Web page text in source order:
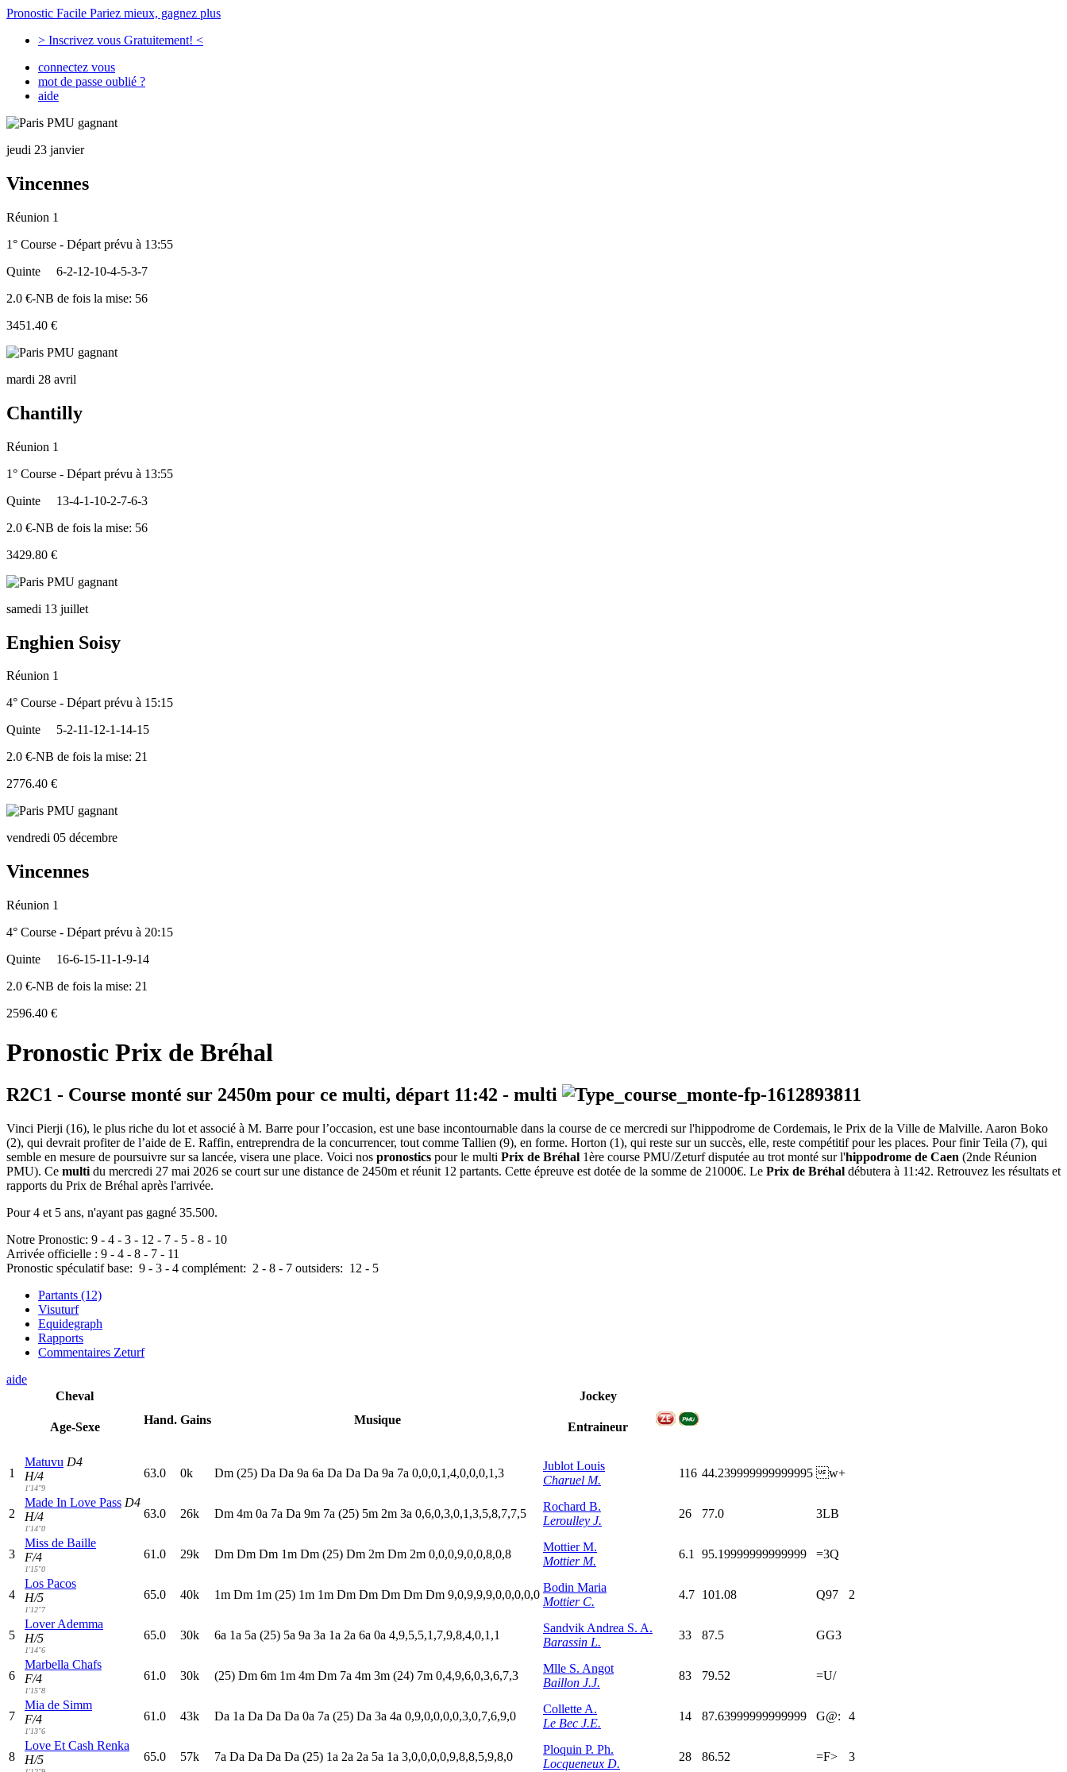
Pronostic Facile Pariez mieux, gagnez plus
> Inscrivez vous Gratuitement! <
connectez vous
mot de passe oublié ?
aide
jeudi 23 janvier
Vincennes
Réunion 1
1° Course - Départ prévu à 13:55
Quinte
6-2-12-10-4-5-3-7
2.0 €-NB de fois la mise: 56
3451.40 €
mardi 28 avril
Chantilly
Réunion 1
1° Course - Départ prévu à 13:55
Quinte
13-4-1-10-2-7-6-3
2.0 €-NB de fois la mise: 56
3429.80 €
samedi 13 juillet
Enghien Soisy
Réunion 1
4° Course - Départ prévu à 15:15
Quinte
5-2-11-12-1-14-15
2.0 €-NB de fois la mise: 21
2776.40 €
vendredi 05 décembre
Vincennes
Réunion 1
4° Course - Départ prévu à 20:15
Quinte
16-6-15-11-1-9-14
2.0 €-NB de fois la mise: 21
2596.40 €
Pronostic Prix de Bréhal
R2C1 - Course monté sur 2450m pour ce multi, départ 11:42 - multi
Vinci Pierji (16), le plus riche du lot et associé à M. Barre pour l’occasion, est une base incontournable dans la course de ce mercredi sur l'hippodrome de Cordemais, le Prix de la Ville de Malville. Aaron Boko
(2), qui devrait profiter de l’aide de E. Raffin, entreprendra de la concurrencer, tout comme Tallien (9), en forme. Horton (1), qui reste sur un succès, elle, reste compétitif pour les places. Pour finir Teila (7), qui
semble en mesure de poursuivre sur sa lancée, visera une place. Voici nos pronostics pour le multi Prix de Bréhal 1ère course PMU/Zeturf disputée au trot monté sur l'hippodrome de Caen (2nde Réunion
PMU). Ce multi du mercredi 27 mai 2026 se court sur une distance de 2450m et réunit 12 partants. Cette épreuve est dotée de la somme de 21000€. Le Prix de Bréhal débutera à 11:42. Retrouvez les résultats et
rapports du Prix de Bréhal après l'arrivée.
Pour 4 et 5 ans, n'ayant pas gagné 35.500.
Notre Pronostic: 9 - 4 - 3 - 12 - 7 - 5 - 8 - 10
Arrivée officielle : 9 - 4 - 8 - 7 - 11
Pronostic spéculatif base: 9 - 3 - 4 complément: 2 - 8 - 7 outsiders: 12 - 5
Partants (12)
Visuturf
Equidegraph
Rapports
Commentaires Zeturf
aide
Cheval
Age-Sexe
Hand. Gains Musique
Jockey
Entraineur
1
Matuvu D4
H/4
1'14"9
63.0 0k Dm (25) Da Da 9a 6a Da Da Da 9a 7a 0,0,0,1,4,0,0,0,1,3
Jublot Louis
Charuel M.
116 44.239999999999995 w+
2
Made In Love Pass D4
H/4
1'14"0
63.0 26k Dm 4m 0a 7a Da 9m 7a (25) 5m 2m 3a 0,6,0,3,0,1,3,5,8,7,7,5
Rochard B.
Leroulley J.
26 77.0 3LB
3
Miss de Baille
F/4
1'15"0
61.0 29k Dm Dm Dm 1m Dm (25) Dm 2m Dm 2m 0,0,0,9,0,0,8,0,8
Mottier M.
Mottier M.
6.1 95.19999999999999 =3Q
4
Los Pacos
H/5
1'12"7
65.0 40k 1m Dm 1m (25) 1m 1m Dm Dm Dm Dm Dm 9,0,9,9,9,0,0,0,0,0
Bodin Maria
Mottier C.
4.7 101.08 Q97 2
5
Lover Ademma
H/5
1'14"6
65.0 30k 6a 1a 5a (25) 5a 9a 3a 1a 2a 6a 0a 4,9,5,5,1,7,9,8,4,0,1,1
Sandvik Andrea S. A.
Barassin L.
33 87.5 GG3
6
Marbella Chafs
F/4
1'15"8
61.0 30k (25) Dm 6m 1m 4m Dm 7a 4m 3m (24) 7m 0,4,9,6,0,3,6,7,3
Mlle S. Angot
Baillon J.J.
83 79.52 =U/
7
Mia de Simm
F/4
1'13"6
61.0 43k Da 1a Da Da Da 0a 7a (25) Da 3a 4a 0,9,0,0,0,0,3,0,7,6,9,0
Collette A.
Le Bec J.E.
14 87.63999999999999 G@: 4
8
Love Et Cash Renka
H/5
65.0 57k 7a Da Da Da Da (25) 1a 2a 2a 5a 1a 3,0,0,0,0,9,8,8,5,9,8,0
Ploquin P. Ph.
Locqueneux D.
28 86.52 =F> 3